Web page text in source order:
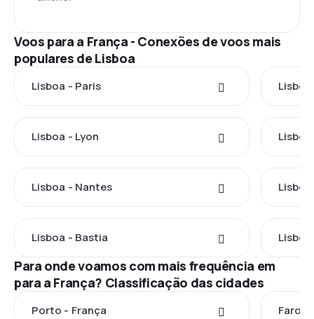
Voos para a França - Conexões de voos mais
populares de Lisboa
Lisboa - Paris
Lisboa - Lyon
Lisboa - Nantes
Lisboa - Bastia
Para onde voamos com mais frequência em
para a França? Classificação das cidades
Porto - França Faro -